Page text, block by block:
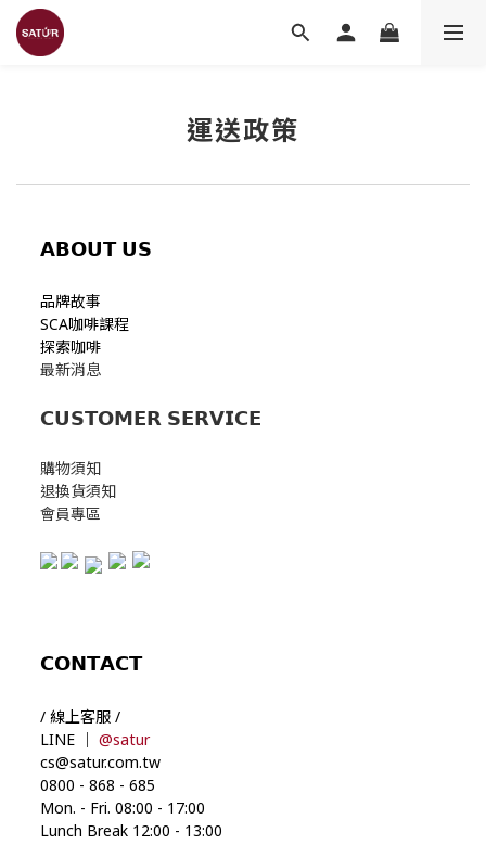
運送政策
𝗔𝗕𝗢𝗨𝗧 𝗨𝗦
品牌故事
SCA咖啡課程
探索咖啡
最新消息
𝗖𝗨𝗦𝗧𝗢𝗠𝗘𝗥 𝗦𝗘𝗥𝗩𝗜𝗖𝗘
購物須知
退換貨須知
會員專區
𝗖𝗢𝗡𝗧𝗔𝗖𝗧
/ 線上客服 /
LINE ｜ @satur
cs@satur.com.tw
0800 - 868 - 685
Mon. - Fri. 08:00 - 17:00
Lunch Break 12:00 - 13:00